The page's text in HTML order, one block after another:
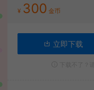
¥ 300 金币
立即下载